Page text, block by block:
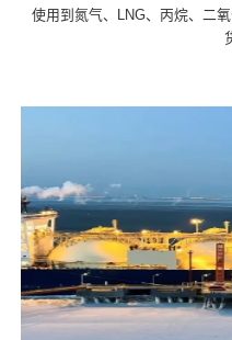
使用到氮气、LNG、丙烷、二